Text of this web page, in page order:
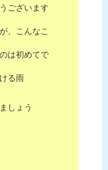
ございます
、こんなこ
は初めてで
る雨
しょう